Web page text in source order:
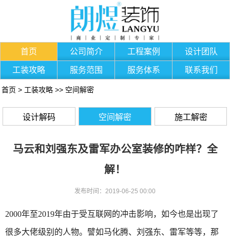
首页 公司简介 工程案例 设计团队
工装攻略 服务范围 服务体系 联系我们
首页 > 工装攻略 >> 空间解密
设计解码 空间解密 施工解密
马云和刘强东及雷军办公室装修的咋样？全
解！
发布时间：2019-06-25 00:00
2000年至2019年由于受互联网的冲击影响，如今也是出现了
很多大佬级别的人物。譬如马化腾、刘强东、雷军等等，那